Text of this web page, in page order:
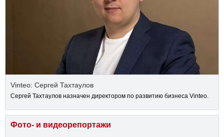
Vinteo: Сергей Тахтаулов
Сергей Тахтаулов назначен директором по развитию бизнеса Vinteo.
Фото- и видеорепортажи